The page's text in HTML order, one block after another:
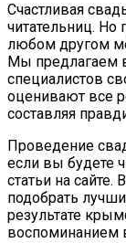
Счастливая
читательниц.
любом другом
Мы предлагаем
специалистов
оценивают все
составляя
Проведение
если вы будете
статьи на
подобрать
результате
воспоминанием